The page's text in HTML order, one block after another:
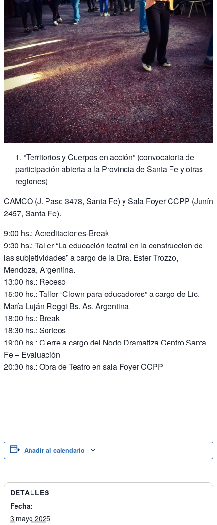
“Territorios y Cuerpos en acción” (convocatoria de
participación abierta a la Provincia de Santa Fe y otras
regiones)
CAMCO (J. Paso 3478, Santa Fe) y Sala Foyer CCPP (Junín
2457, Santa Fe).
9:00 hs.: Acreditaciones-Break
9:30 hs.: Taller “La educación teatral en la construcción de
las subjetividades” a cargo de la Dra. Ester Trozzo,
Mendoza, Argentina.
13:00 hs.: Receso
15:00 hs.: Taller “Clown para educadores” a cargo de Lic.
María Luján Reggi Bs. As. Argentina
18:00 hs.: Break
18:30 hs.: Sorteos
19:00 hs.: Cierre a cargo del Nodo Dramatiza Centro Santa
Fe – Evaluación
20:30 hs.: Obra de Teatro en sala Foyer CCPP
Añadir al calendario
DETALLES
Fecha:
3 mayo 2025